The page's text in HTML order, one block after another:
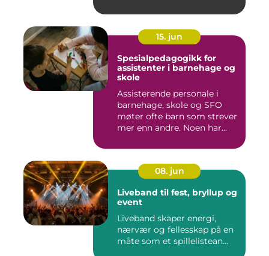
15. jun
Spesialpedagogikk for
assistenter i barnehage og
skole
Assisterende personale i
barnehage, skole og SFO
møter ofte barn som strever
mer enn andre. Noen har...
08. jun
Liveband til fest, bryllup og
event
Liveband skaper energi,
nærvær og fellesskap på en
måte som et spillelistean...